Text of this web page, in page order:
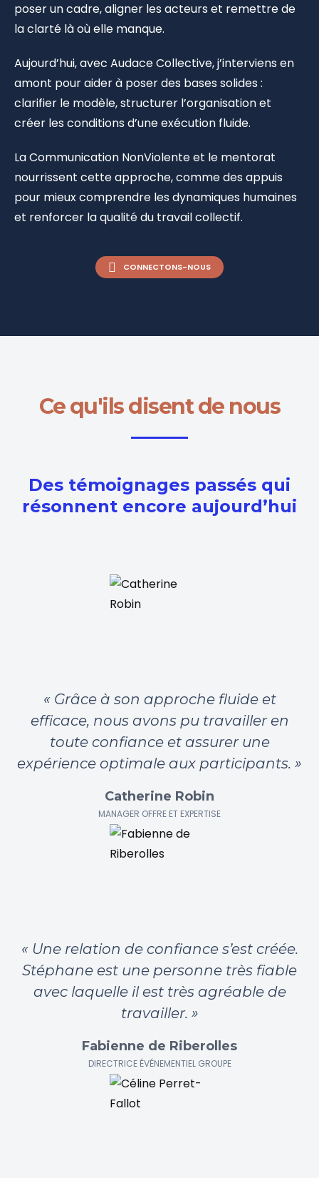
poser un cadre, aligner les acteurs et remettre de
la clarté là où elle manque.
Aujourd’hui, avec Audace Collective, j’interviens en
amont pour aider à poser des bases solides :
clarifier le modèle, structurer l’organisation et
créer les conditions d’une exécution fluide.
La Communication NonViolente et le mentorat
nourrissent cette approche, comme des appuis
pour mieux comprendre les dynamiques humaines
et renforcer la qualité du travail collectif.
CONNECTONS-NOUS
Ce qu'ils disent de nous
Des témoignages passés qui
résonnent encore aujourd’hui
« Grâce à son approche fluide et
efficace, nous avons pu travailler en
toute confiance et assurer une
expérience optimale aux participants. »
Catherine Robin
MANAGER OFFRE ET EXPERTISE
« Une relation de confiance s’est créée.
Stéphane est une personne très fiable
avec laquelle il est très agréable de
travailler. »
Fabienne de Riberolles
DIRECTRICE ÉVÉNEMENTIEL GROUPE